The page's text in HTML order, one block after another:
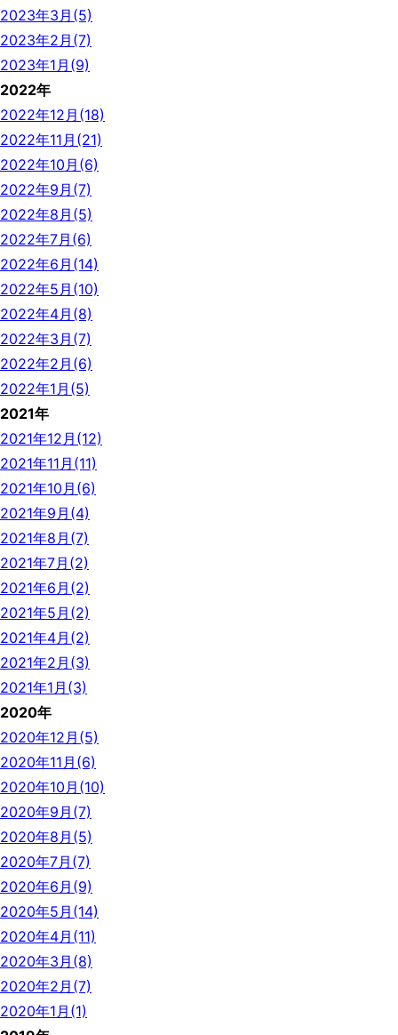
2023年3月(5)
2023年2月(7)
2023年1月(9)
2022年
2022年12月(18)
2022年11月(21)
2022年10月(6)
2022年9月(7)
2022年8月(5)
2022年7月(6)
2022年6月(14)
2022年5月(10)
2022年4月(8)
2022年3月(7)
2022年2月(6)
2022年1月(5)
2021年
2021年12月(12)
2021年11月(11)
2021年10月(6)
2021年9月(4)
2021年8月(7)
2021年7月(2)
2021年6月(2)
2021年5月(2)
2021年4月(2)
2021年2月(3)
2021年1月(3)
2020年
2020年12月(5)
2020年11月(6)
2020年10月(10)
2020年9月(7)
2020年8月(5)
2020年7月(7)
2020年6月(9)
2020年5月(14)
2020年4月(11)
2020年3月(8)
2020年2月(7)
2020年1月(1)